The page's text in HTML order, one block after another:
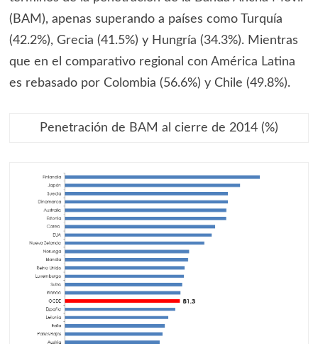
(BAM), apenas superando a países como Turquía
(42.2%), Grecia (41.5%) y Hungría (34.3%). Mientras
que en el comparativo regional con América Latina
es rebasado por Colombia (56.6%) y Chile (49.8%).
Penetración de BAM al cierre de 2014 (%)